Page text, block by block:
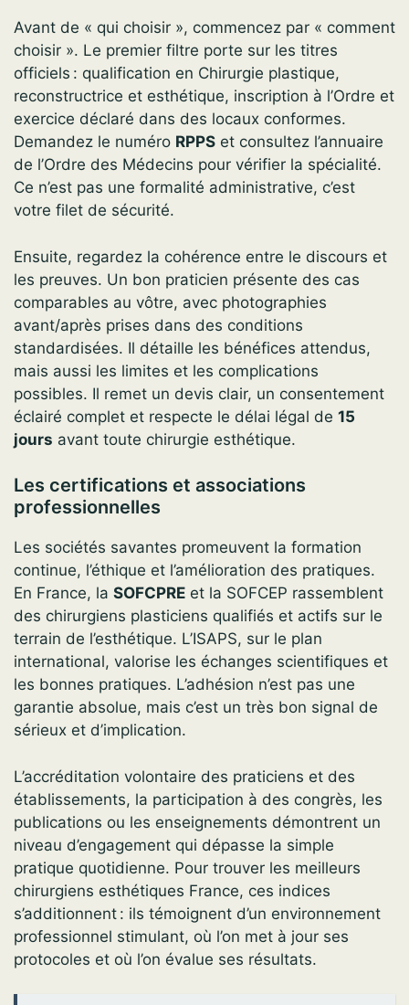
Avant de « qui choisir », commencez par « comment
choisir ». Le premier filtre porte sur les titres
officiels : qualification en Chirurgie plastique,
reconstructrice et esthétique, inscription à l’Ordre et
exercice déclaré dans des locaux conformes.
Demandez le numéro RPPS et consultez l’annuaire
de l’Ordre des Médecins pour vérifier la spécialité.
Ce n’est pas une formalité administrative, c’est
votre filet de sécurité.
Ensuite, regardez la cohérence entre le discours et
les preuves. Un bon praticien présente des cas
comparables au vôtre, avec photographies
avant/après prises dans des conditions
standardisées. Il détaille les bénéfices attendus,
mais aussi les limites et les complications
possibles. Il remet un devis clair, un consentement
éclairé complet et respecte le délai légal de 15
jours avant toute chirurgie esthétique.
Les certifications et associations
professionnelles
Les sociétés savantes promeuvent la formation
continue, l’éthique et l’amélioration des pratiques.
En France, la SOFCPRE et la SOFCEP rassemblent
des chirurgiens plasticiens qualifiés et actifs sur le
terrain de l’esthétique. L’ISAPS, sur le plan
international, valorise les échanges scientifiques et
les bonnes pratiques. L’adhésion n’est pas une
garantie absolue, mais c’est un très bon signal de
sérieux et d’implication.
L’accréditation volontaire des praticiens et des
établissements, la participation à des congrès, les
publications ou les enseignements démontrent un
niveau d’engagement qui dépasse la simple
pratique quotidienne. Pour trouver les meilleurs
chirurgiens esthétiques France, ces indices
s’additionnent : ils témoignent d’un environnement
professionnel stimulant, où l’on met à jour ses
protocoles et où l’on évalue ses résultats.